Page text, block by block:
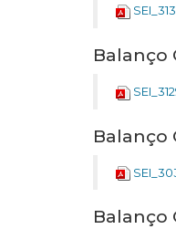
Balanço
Balanço
Balanço